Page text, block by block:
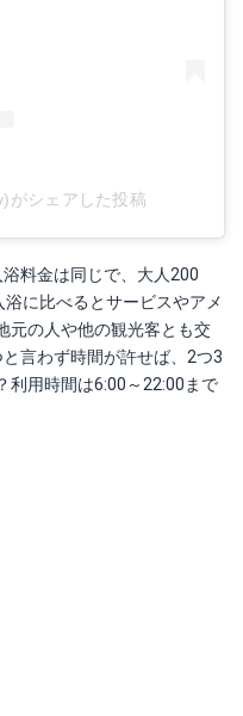
がシェアした投稿
料金は同じで、大人200
に比べるとサービスやアメ
元の人や他の観光客とも交
言わず時間が許せば、2つ3
利用時間は6:00～22:00まで